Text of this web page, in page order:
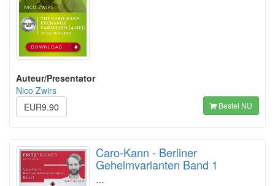
Auteur/Presentator
Nico Zwirs
EUR9.90
Bestel NU
Caro-Kann - Berliner
Geheimvarianten Band 1
…